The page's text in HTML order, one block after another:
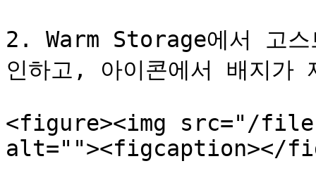
2. Warm Storage에서 고
인하고, 아이콘에서 배지가
<figure><img src="/